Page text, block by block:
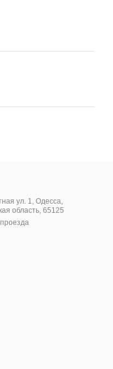
ул. 1, Одесса,
область, 65125